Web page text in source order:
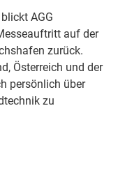
AGG
auf der
zurück.
Österreich und der
persönlich über
zu